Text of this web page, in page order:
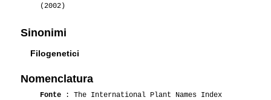
09-2018
07-2017
05-2017
(2002)
Sinonimi
Filogenetici
Nomenclatura
Fonte : The International Plant Names Index